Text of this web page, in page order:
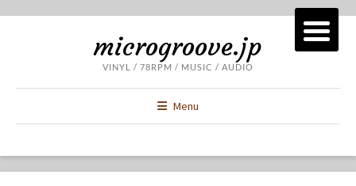
microgroove.jp
VINYL / 78RPM / MUSIC / AUDIO
Menu